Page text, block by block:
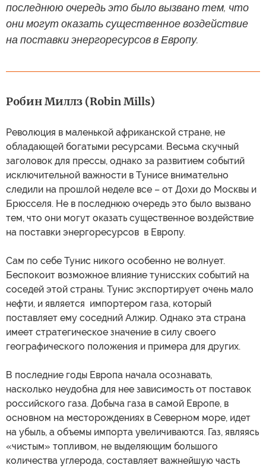
последнюю очередь это было вызвано тем, что
они могут оказать существенное воздействие
на поставки энергоресурсов в Европу.
Робин Миллз (Robin Mills)
Революция в маленькой африканской стране, не
обладающей богатыми ресурсами. Весьма скучный
заголовок для прессы, однако за развитием событий
исключительной важности в Тунисе внимательно
следили на прошлой неделе все – от Дохи до Москвы и
Брюсселя. Не в последнюю очередь это было вызвано
тем, что они могут оказать существенное воздействие
на поставки энергоресурсов в Европу.
Сам по себе Тунис никого особенно не волнует.
Беспокоит возможное влияние тунисских событий на
соседей этой страны. Тунис экспортирует очень мало
нефти, и является импортером газа, который
поставляет ему соседний Алжир. Однако эта страна
имеет стратегическое значение в силу своего
географического положения и примера для других.
В последние годы Европа начала осознавать,
насколько неудобна для нее зависимость от поставок
российского газа. Добыча газа в самой Европе, в
основном на месторождениях в Северном море, идет
на убыль, а объемы импорта увеличиваются. Газ, являясь
«чистым» топливом, не выделяющим большого
количества углерода, составляет важнейшую часть